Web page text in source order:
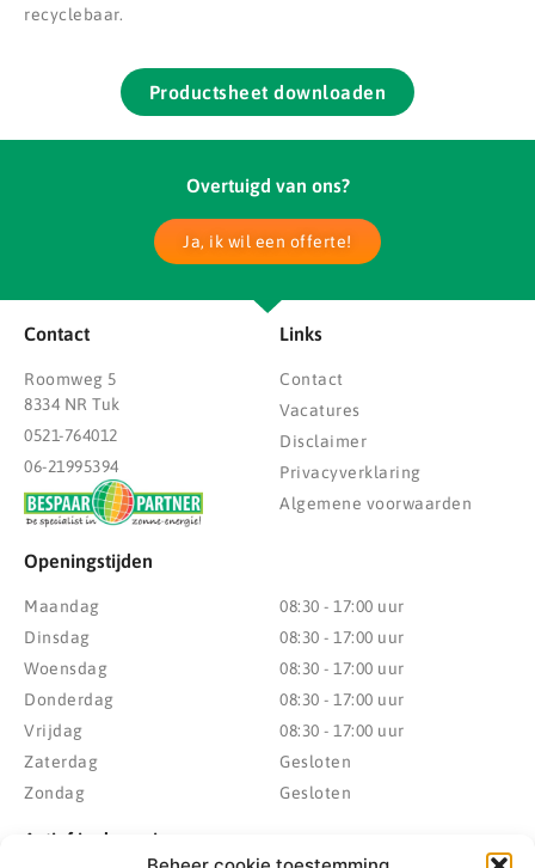
recyclebaar.
Productsheet downloaden
Overtuigd van ons?
Ja, ik wil een offerte!
Contact
Roomweg 5
8334 NR Tuk
0521-764012
06-21995394
Links
Contact
Vacatures
Disclaimer
Privacyverklaring
Algemene voorwaarden
Openingstijden
Maandag
Dinsdag
Woensdag
Donderdag
Vrijdag
Zaterdag
Zondag
08:30 - 17:00 uur
08:30 - 17:00 uur
08:30 - 17:00 uur
08:30 - 17:00 uur
08:30 - 17:00 uur
Gesloten
Gesloten
Actief in de regio